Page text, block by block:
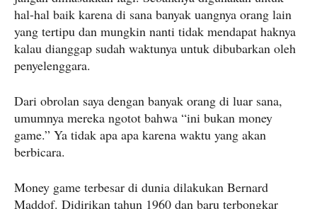
hal-hal baik karena di sana banyak uangnya orang lain
yang tertipu dan mungkin nanti tidak mendapat haknya
kalau dianggap sudah waktunya untuk dibubarkan oleh
penyelenggara.
Dari obrolan saya dengan banyak orang di luar sana,
umumnya mereka ngotot bahwa “ini bukan money
game.” Ya tidak apa apa karena waktu yang akan
berbicara.
Money game terbesar di dunia dilakukan Bernard
Maddof. Didirikan tahun 1960 dan baru terbongkar